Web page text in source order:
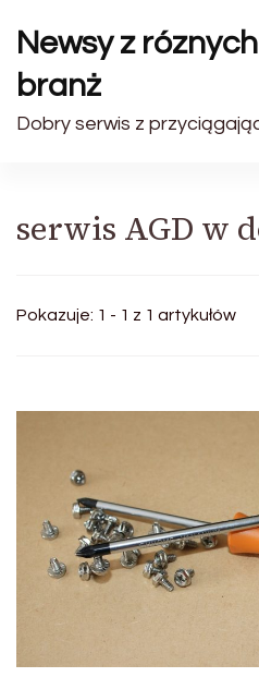
Newsy z
branż
Dobry serwis z
serwis AGD w
Pokazuje: 1 - 1 z 1 artykułów